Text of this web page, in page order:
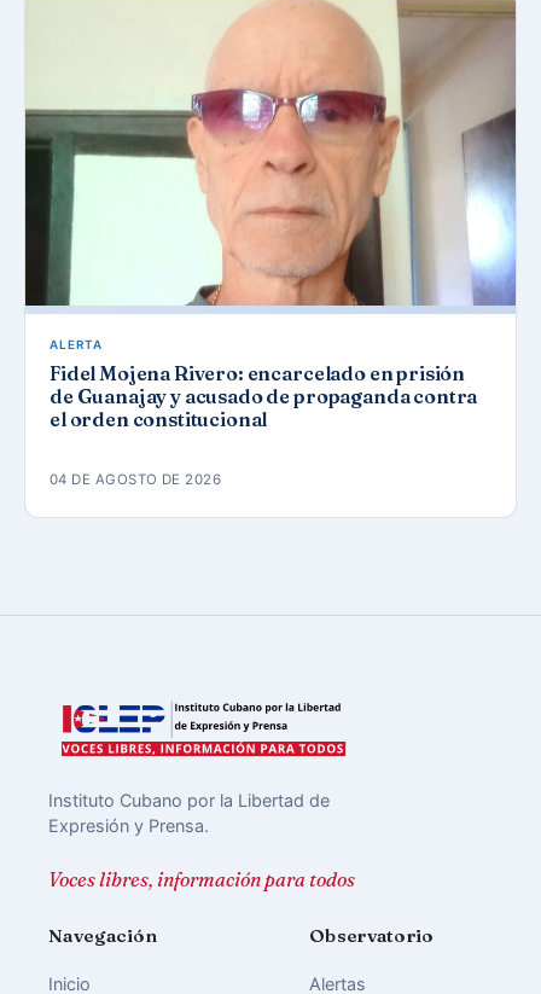
ALERTA
Fidel Mojena Rivero: encarcelado en prisión
de Guanajay y acusado de propaganda contra
el orden constitucional
04 DE AGOSTO DE 2026
Instituto Cubano por la Libertad de
Expresión y Prensa.
Voces libres, información para todos
Navegación
Inicio
Observatorio
Alertas